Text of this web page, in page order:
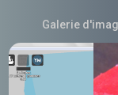
Galerie